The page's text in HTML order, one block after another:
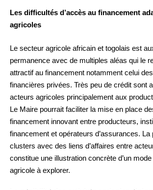
Les difficultés d’accès au financement
agricoles
Le secteur agricole africain et togolais est
permanence avec de multiples aléas qui le
attractif au financement notamment celui
financières privées. Très peu de crédit sont
acteurs agricoles principalement aux
Le Maire pourrait faciliter la mise en place
financement innovant entre producteurs,
financement et opérateurs d’assurances. La
clusters avec des liens d’affaires entre
constitue une illustration concrète d’un
agricole à explorer.